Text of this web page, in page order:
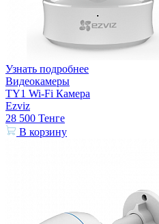
Узнать подробнее
Видеокамеры
TY1 Wi-Fi Камера
Ezviz
28 500 Тенге
В корзину